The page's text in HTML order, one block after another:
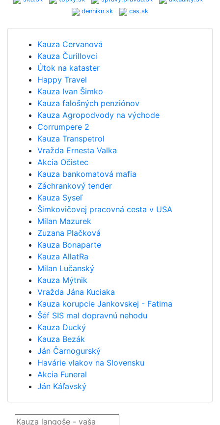
dennikn.sk
cas.sk
Kauza Cervanová
Kauza Čurillovci
Útok na kataster
Happy Travel
Kauza Ivan Šimko
Kauza falošných penziónov
Kauza Agropodvody na východe
Corrumpere 2
Kauza Transpetrol
Vražda Ernesta Valka
Akcia Očistec
Kauza bankomatová mafia
Záchrankový tender
Kauza Syseľ
Šimkovičovej pracovná cesta v USA
Milan Mazurek
Zuzana Plačková
Kauza Bonaparte
Kauza AllatRa
Milan Lučanský
Kauza Mýtnik
Vražda Jána Kuciaka
Kauza korupcie Jankovskej - Fatima
Šéf SIS mal dopravnú nehodu
Kauza Ducký
Kauza Bezák
Ján Čarnogurský
Havárie vlakov na Slovensku
Akcia Funeral
Ján Káľavský